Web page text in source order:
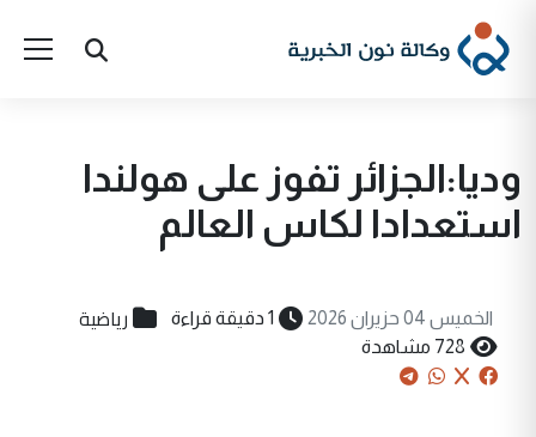
وديا:الجزائر تفوز على هولندا
استعدادا لكاس العالم
الخميس 04 حزيران 2026 1 دقيقة قراءة رياضية
728 مشاهدة